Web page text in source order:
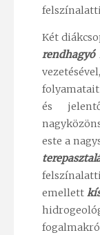
Két
rendhagyó
folyamatait
és
este a
emellett